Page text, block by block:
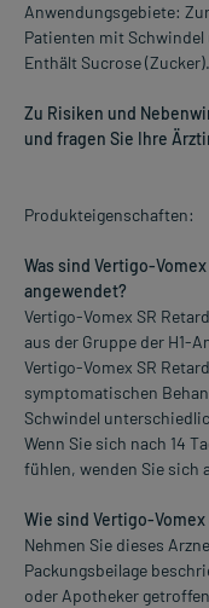
Anwendungsgebiete:
Patienten mit
Enthält Sucrose (Zucker).
Zu Risiken und
und fragen Sie Ihre
Produkteigenschaften:
Was sind Vertigo-
angewendet?
Vertigo-Vomex SR
aus der Gruppe der H1-
Vertigo-Vomex SR
symptomatischen
Schwindel
Wenn Sie sich nach 14
fühlen, wenden Sie sich
Wie sind Vertigo-
Nehmen Sie dieses
Packungsbeilage
oder Apotheker